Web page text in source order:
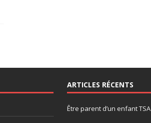
ARTICLES RÉCENTS
Être parent d’un enfant TSA